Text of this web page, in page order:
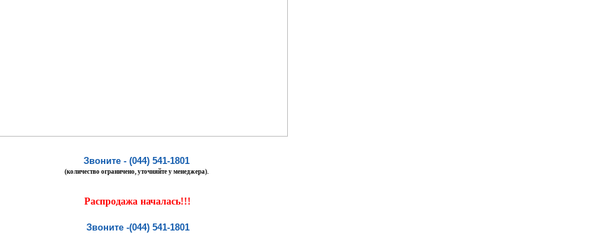
Звоните - (044) 541-1801
(количество ограничено, уточняйте у менеджера).
Распродажа началась!!!
Звоните -(044) 541-1801